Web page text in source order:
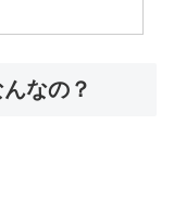
なの？